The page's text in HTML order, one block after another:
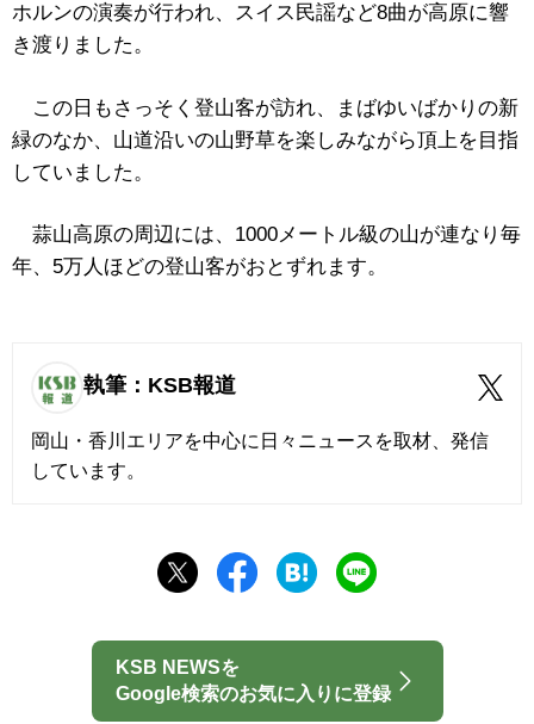
ホルンの演奏が行われ、スイス民謡など8曲が高原に響
き渡りました。
この日もさっそく登山客が訪れ、まばゆいばかりの新
緑のなか、山道沿いの山野草を楽しみながら頂上を目指
していました。
蒜山高原の周辺には、1000メートル級の山が連なり毎
年、5万人ほどの登山客がおとずれます。
執筆：KSB報道
岡山・香川エリアを中心に日々ニュースを取材、発信
しています。
KSB NEWSを
Google検索のお気に入りに登録